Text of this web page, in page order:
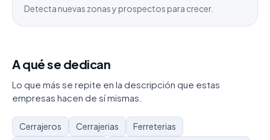
Detecta nuevas zonas y prospectos para crecer.
A qué se dedican
Lo que más se repite en la descripción que estas
empresas hacen de sí mismas.
Cerrajeros Cerrajerias
Ferreterias